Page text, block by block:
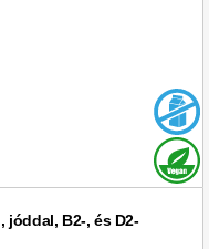
jóddal, B2-, és D2-